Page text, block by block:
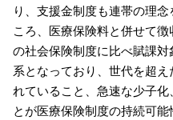
り、支援金制度も連帯の理
ころ、医療保険料と併せて
の社会保険制度に比べ賦課
系となっており、世代を超
れていること、急速な少子
とが医療保険制度の持続可